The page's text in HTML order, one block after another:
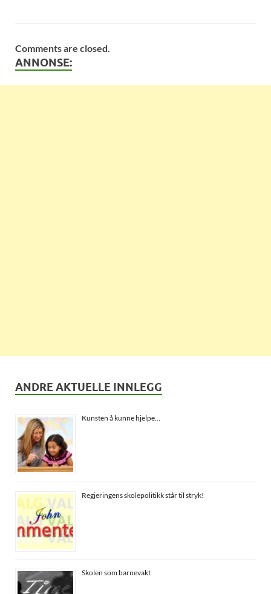
Comments are closed.
ANNONSE:
ANDRE AKTUELLE INNLEGG
Kunsten å kunne hjelpe…
Regjeringens skolepolitikk står til stryk!
Skolen som barnevakt